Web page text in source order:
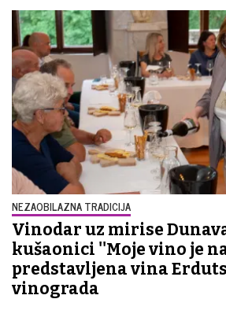
NEZAOBILAZNA TRADICIJA
Vinodar uz mirise
kušaonici ''Moje vino je
predstavljena vina
vinograda